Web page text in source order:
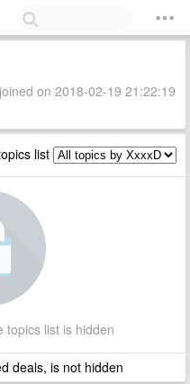
on 2018-02-19 21:22:19
list
topics list is hidden
deals, is not hidden